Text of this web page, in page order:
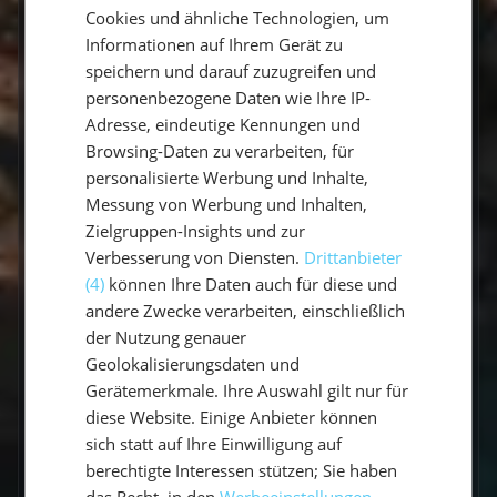
Gibt es Flottillen?
Wie viele Seemeilen segelt man in
einer Woche?
Welche Sprache wird an Bord
gesprochen?
Wer ist mein Skipper / meine
Skipperin?
Welcher Service wird inklusive
angeboten?
Wo übernachtet eigentlich der
Skipper?
Ist die Yacht mit ausreichendem
Cookies und ähnliche Technologien, um
Informationen auf Ihrem Gerät zu
speichern und darauf zuzugreifen und
personenbezogene Daten wie Ihre IP-
Adresse, eindeutige Kennungen und
Browsing-Daten zu verarbeiten, für
personalisierte Werbung und Inhalte,
Messung von Werbung und Inhalten,
Zielgruppen-Insights und zur
Verbesserung von Diensten. Drittanbieter
(4) können Ihre Daten auch für diese und
andere Zwecke verarbeiten, einschließlich
der Nutzung genauer
Geolokalisierungsdaten und
Gerätemerkmale. Ihre Auswahl gilt nur für
diese Website. Einige Anbieter können
sich statt auf Ihre Einwilligung auf
berechtigte Interessen stützen; Sie haben